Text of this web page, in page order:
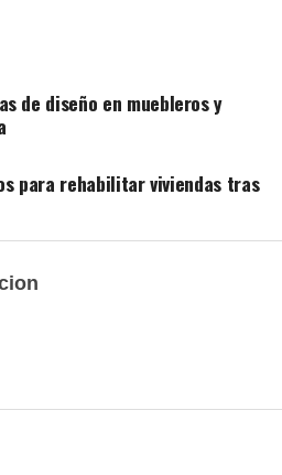
de diseño en muebleros y
para rehabilitar viviendas tras